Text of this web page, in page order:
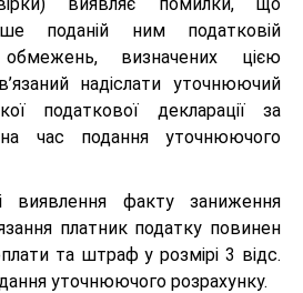
поданій ним податковій
обмежень, визначених цією
надіслати уточнюючий
податкової декларації за
час подання уточнюючого
факту заниження
платник податку повинен
та штраф у розмірі 3 відс.
уточнюючого розрахунку.